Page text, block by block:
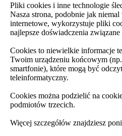
Pliki cookies i inne technologie
Nasza strona, podobnie jak
internetowe, wykorzystuje pliki
najlepsze doświadczenia
Cookies to niewielkie informacje
Twoim urządzeniu końcowym
smartfonie), które mogą być
teleinformatyczny.
Cookies można podzielić na
podmiotów trzecich.
Więcej szczegółów znajdziesz